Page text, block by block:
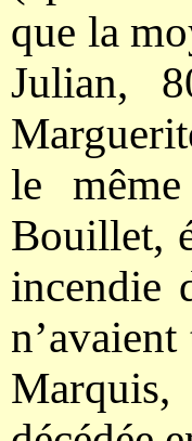
que la
Julian,
le
Bouillet,
incendie